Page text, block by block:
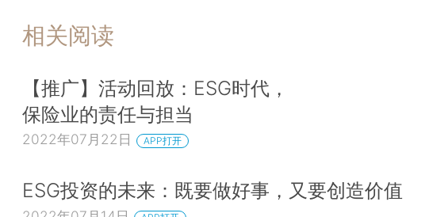
相关阅读
【推广】活动回放：ESG时代，
保险业的责任与担当
2022年07月22日 APP打开
ESG投资的未来：既要做好事，又要创造价值